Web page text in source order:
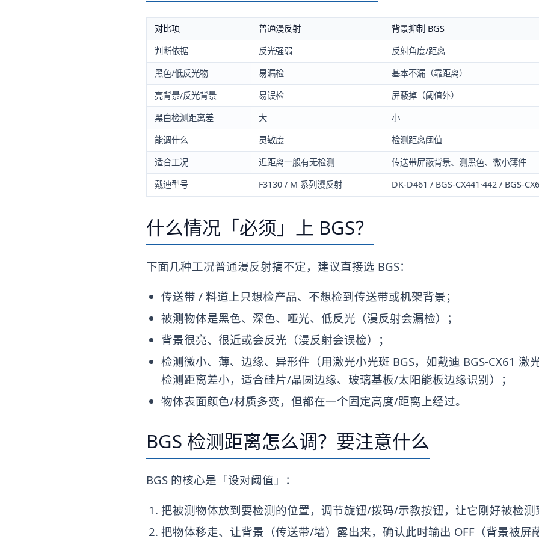
对比项 普通漫反射
背景抑制 BGS
判断依据
反光强弱
反射角度/距离
黑色/低反光物
易漏检
基本不漏（靠距离）
亮背景/反光背景
易误检
屏蔽掉（阈值外）
黑白检测距离差
大
小
能调什么
灵敏度
检测距离阈值
适合工况
近距离一般有无检测
传送带屏蔽背景、测黑色、微小薄件
戴迪型号
F3130 / M 系列漫反射 DK-D461 / BGS-CX441·442 / BGS-
什么情况「必须」上 BGS？
下面几种工况普通漫反射搞不定，建议直接选 BGS：
传送带 / 料道上只想检产品、不想检到传送带或机架背景；
被测物体是黑色、深色、哑光、低反光（漫反射会漏检）；
背景很亮、很近或会反光（漫反射会误检）；
检测微小、薄、边缘、异形件（用激光小光斑 BGS，如戴迪 BGS-CX61 激
检测距离差小，适合硅片/晶圆边缘、玻璃基板/太阳能板边缘识别）；
物体表面颜色/材质多变，但都在一个固定高度/距离上经过。
BGS 检测距离怎么调？要注意什么
BGS 的核心是「设对阈值」：
把被测物体放到要检测的位置，调节旋钮/拨码/示教按钮，让它刚好被检测
把物体移走、让背景（传送带/墙）露出来，确认此时输出 OFF（背景被屏